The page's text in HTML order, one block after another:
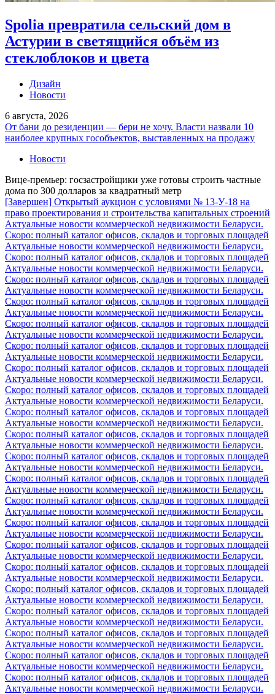
Spolia превратила сельский дом в
Астурии в светящийся объём из
стеклоблоков и цвета
Дизайн
Новости
6 августа, 2026
От бани до резиденции — бери не хочу. Власти назвали 10
наиболее крупных гособъектов, выставленных на продажу
Новости
Вице-премьер: госзастройщики уже готовы строить частные
дома по 300 долларов за квадратный метр
[Завершен] Открытый аукцион с условиями № 13-У-18 на
право проектирования и строительства капитальных строений
Актуальные новости коммерческой недвижимости Беларуси.
Скоро: полный каталог офисов, складов и торговых площадей
Актуальные новости коммерческой недвижимости Беларуси.
Скоро: полный каталог офисов, складов и торговых площадей
Актуальные новости коммерческой недвижимости Беларуси.
Скоро: полный каталог офисов, складов и торговых площадей
Актуальные новости коммерческой недвижимости Беларуси.
Скоро: полный каталог офисов, складов и торговых площадей
Актуальные новости коммерческой недвижимости Беларуси.
Скоро: полный каталог офисов, складов и торговых площадей
Актуальные новости коммерческой недвижимости Беларуси.
Скоро: полный каталог офисов, складов и торговых площадей
Актуальные новости коммерческой недвижимости Беларуси.
Скоро: полный каталог офисов, складов и торговых площадей
Актуальные новости коммерческой недвижимости Беларуси.
Скоро: полный каталог офисов, складов и торговых площадей
Актуальные новости коммерческой недвижимости Беларуси.
Скоро: полный каталог офисов, складов и торговых площадей
Актуальные новости коммерческой недвижимости Беларуси.
Скоро: полный каталог офисов, складов и торговых площадей
Актуальные новости коммерческой недвижимости Беларуси.
Скоро: полный каталог офисов, складов и торговых площадей
Актуальные новости коммерческой недвижимости Беларуси.
Скоро: полный каталог офисов, складов и торговых площадей
Актуальные новости коммерческой недвижимости Беларуси.
Скоро: полный каталог офисов, складов и торговых площадей
Актуальные новости коммерческой недвижимости Беларуси.
Скоро: полный каталог офисов, складов и торговых площадей
Актуальные новости коммерческой недвижимости Беларуси.
Скоро: полный каталог офисов, складов и торговых площадей
Актуальные новости коммерческой недвижимости Беларуси.
Скоро: полный каталог офисов, складов и торговых площадей
Актуальные новости коммерческой недвижимости Беларуси.
Скоро: полный каталог офисов, складов и торговых площадей
Актуальные новости коммерческой недвижимости Беларуси.
Скоро: полный каталог офисов, складов и торговых площадей
Актуальные новости коммерческой недвижимости Беларуси.
Скоро: полный каталог офисов, складов и торговых площадей
Актуальные новости коммерческой недвижимости Беларуси.
Скоро: полный каталог офисов, складов и торговых площадей
Актуальные новости коммерческой недвижимости Беларуси.
Скоро: полный каталог офисов, складов и торговых площадей
Актуальные новости коммерческой недвижимости Беларуси.